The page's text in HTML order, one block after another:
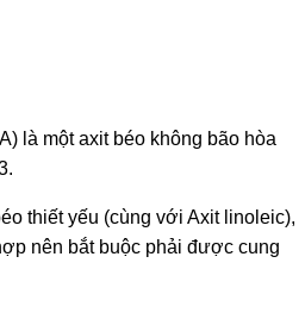
là một axit béo không bão hòa
thiết yếu (cùng với Axit linoleic),
nên bắt buộc phải được cung